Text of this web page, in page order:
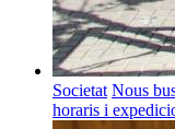
Societat Nous
horaris i